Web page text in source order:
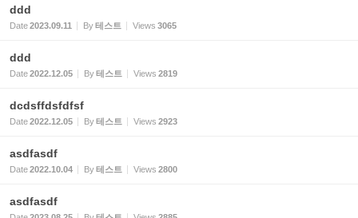
ddd
Date2023.09.11 By테스트 Views 3065
ddd
Date2022.12.05 By테스트 Views 2819
dcdsffdsfdfsf
Date2022.12.05 By테스트 Views 2923
asdfasdf
Date2022.10.04 By테스트 Views 2800
asdfasdf